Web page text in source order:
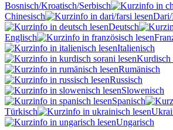
Bosnisch/Kroatisch/Serbisch
Chinesisch
Dari/
Deutsch
Englisch
Italienisch
Kurdisch
Rumänisch
Russisch
Slowenisch
Spanisch
Türkisch
Ungarisch